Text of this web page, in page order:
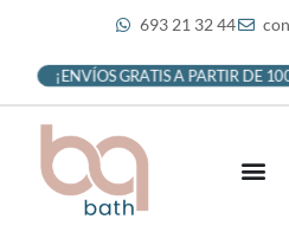
693 21 32 44
¡ENVÍOS GRATIS A PARTIR DE